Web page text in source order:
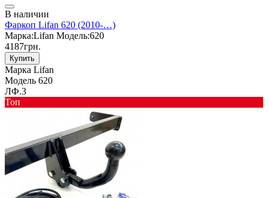
В наличии
Фаркоп Lifan 620 (2010-…)
Марка:Lifan Модель:620
4187грн.
Купить
Марка Lifan
Модель 620
ЛФ.3
Toп